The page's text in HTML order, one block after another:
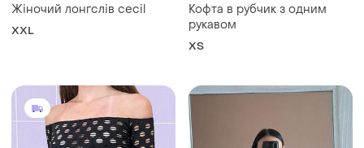
Жіночий лонгслів cecil
XXL
Кофта в рубчик з одним
рукавом
ХS